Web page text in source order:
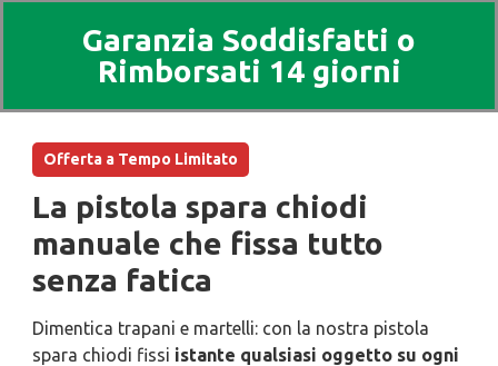
Garanzia Soddisfatti o
Rimborsati 14 giorni
Offerta a Tempo Limitato
La pistola spara chiodi
manuale che fissa tutto
senza fatica
Dimentica trapani e martelli: con la nostra pistola
spara chiodi fissi istante qualsiasi oggetto su ogni